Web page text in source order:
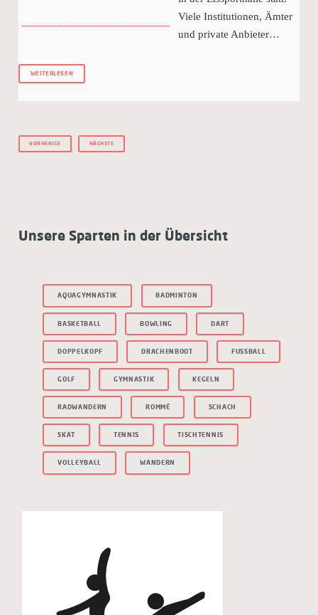
Viele Institutionen, Ämter
und private Anbieter…
WEITERLESEN
VORHERIGE NÄCHSTE
Unsere Sparten in der Übersicht
AQUAGYMNASTIK BADMINTON
BASKETBALL BOWLING DART
DOPPELKOPF DRACHENBOOT FUSSBALL
GOLF GYMNASTIK KEGELN
RADWANDERN ROMMÉ SCHACH
SKAT TENNIS TISCHTENNIS
VOLLEYBALL WANDERN